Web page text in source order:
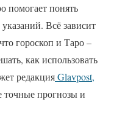
помогает понять
Всё зависит
гороскоп и Таро –
как использовать
редакцияGlavpost,
точные прогнозы и